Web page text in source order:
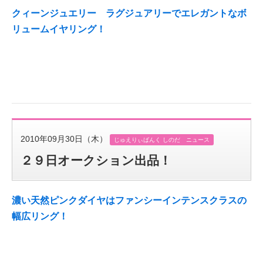
クィーンジュエリー ラグジュアリーでエレガントなボ
リュームイヤリング！
2010年09月30日（木） じゅえりぃばんく しのだ ニュース
２９日オークション出品！
濃い天然ピンクダイヤはファンシーインテンスクラスの
幅広リング！